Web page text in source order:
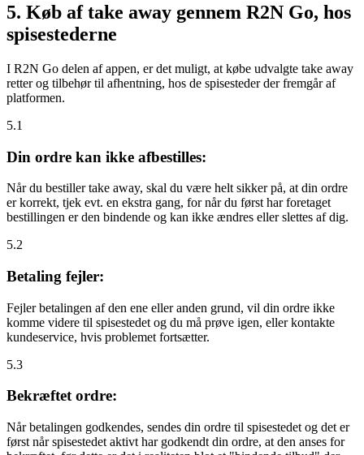
5. Køb af take away gennem R2N Go, hos
spisestederne
I R2N Go delen af appen, er det muligt, at købe udvalgte take away
retter og tilbehør til afhentning, hos de spisesteder der fremgår af
platformen.
5.1
Din ordre kan ikke afbestilles:
Når du bestiller take away, skal du være helt sikker på, at din ordre
er korrekt, tjek evt. en ekstra gang, for når du først har foretaget
bestillingen er den bindende og kan ikke ændres eller slettes af dig.
5.2
Betaling fejler:
Fejler betalingen af den ene eller anden grund, vil din ordre ikke
komme videre til spisestedet og du må prøve igen, eller kontakte
kundeservice, hvis problemet fortsætter.
5.3
Bekræftet ordre:
Når betalingen godkendes, sendes din ordre til spisestedet og det er
først når spisestedet aktivt har godkendt din ordre, at den anses for